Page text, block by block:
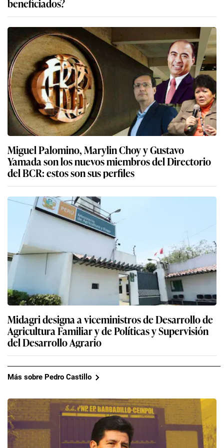
Miguel Palomino, Marylin Choy y Gustavo
Yamada son los nuevos miembros del Directorio
del BCR: estos son sus perfiles
Midagri designa a viceministros de Desarrollo de
Agricultura Familiar y de Políticas y Supervisión
del Desarrollo Agrario
Más sobre Pedro Castillo